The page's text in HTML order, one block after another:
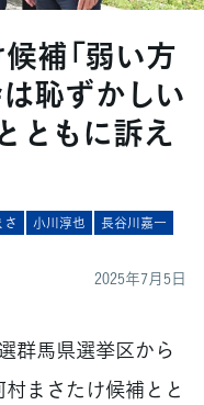
補「弱い方
恥ずかしい
ともに訴え
小川淳也
長谷川嘉一
2025年7月5日
群馬県選挙区から
まさたけ候補とと